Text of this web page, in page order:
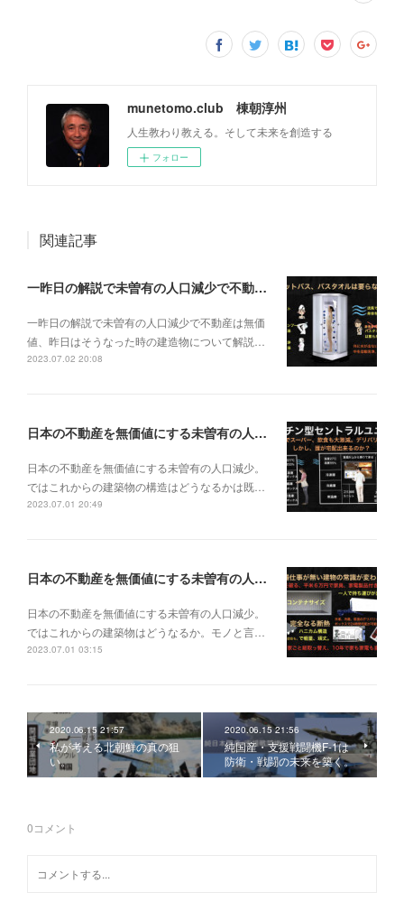
munetomo.club 棟朝淳州
人生教わり教える。そして未来を創造する
フォロー
関連記事
一昨日の解説で未曽有の人口減少で不動産は無価値、昨日はそうなった時の建造物について解説、今日からはその設備について解説をして行く。
一昨日の解説で未曽有の人口減少で不動産は無価
値、昨日はそうなった時の建造物について解説…
2023.07.02 20:08
日本の不動産を無価値にする未曽有の人口減少。ではこれからの建築物の構造はどうなるかは既に解説した。今はその内部の内容。その1
日本の不動産を無価値にする未曽有の人口減少。
ではこれからの建築物の構造はどうなるかは既…
2023.07.01 20:49
日本の不動産を無価値にする未曽有の人口減少。ではこれからの建築物はどうなるか。
日本の不動産を無価値にする未曽有の人口減少。
ではこれからの建築物はどうなるか。モノと言…
2023.07.01 03:15
2020.06.15 21:57
私が考える北朝鮮の真の狙
い。
2020.06.15 21:56
純国産・支援戦闘機F-1は
防衛・戦闘の未来を築く。
0コメント